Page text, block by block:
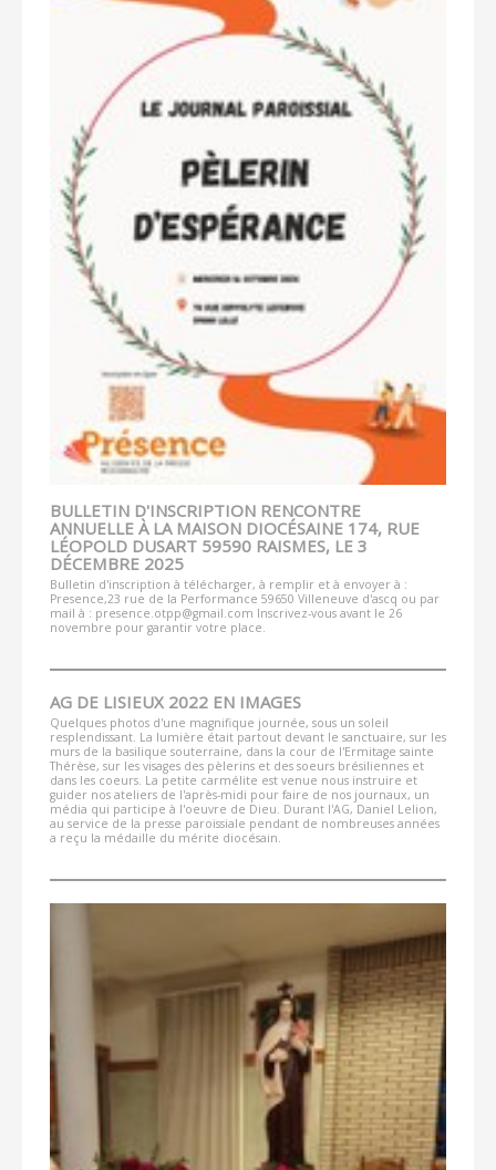
BULLETIN D'INSCRIPTION RENCONTRE
ANNUELLE À LA MAISON DIOCÉSAINE 174, RUE
LÉOPOLD DUSART 59590 RAISMES, LE 3
DÉCEMBRE 2025
Bulletin d'inscription à télécharger, à remplir et à envoyer à :
Presence,23 rue de la Performance 59650 Villeneuve d'ascq ou par
mail à : presence.otpp@gmail.com Inscrivez-vous avant le 26
novembre pour garantir votre place.
AG DE LISIEUX 2022 EN IMAGES
Quelques photos d'une magnifique journée, sous un soleil
resplendissant. La lumière était partout devant le sanctuaire, sur les
murs de la basilique souterraine, dans la cour de l'Ermitage sainte
Thérèse, sur les visages des pèlerins et des soeurs brésiliennes et
dans les coeurs. La petite carmélite est venue nous instruire et
guider nos ateliers de l'après-midi pour faire de nos journaux, un
média qui participe à l'oeuvre de Dieu. Durant l'AG, Daniel Lelion,
au service de la presse paroissiale pendant de nombreuses années
a reçu la médaille du mérite diocésain.